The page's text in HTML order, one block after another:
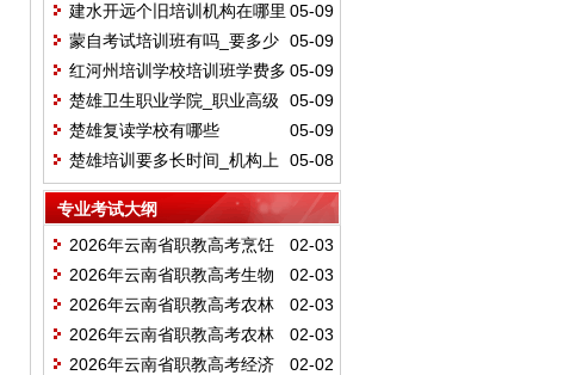
05-09
建水开远个旧培训机构在哪里
报名
05-09
蒙自考试培训班有吗_要多少
钱
05-09
红河州培训学校培训班学费多
少
05-09
楚雄卫生职业学院_职业高级
中学培训
05-09
楚雄复读学校有哪些
05-08
楚雄培训要多长时间_机构上
网课吗
专业考试大纲
02-03
2026年云南省职教高考烹饪
类职业技能考试说明
02-03
2026年云南省职教高考生物
化工类职业技能考试说明
02-03
2026年云南省职教高考农林
种植类职业技能考试说明
02-03
2026年云南省职教高考农林
养殖类职业技能考试说明
02-02
2026年云南省职教高考经济